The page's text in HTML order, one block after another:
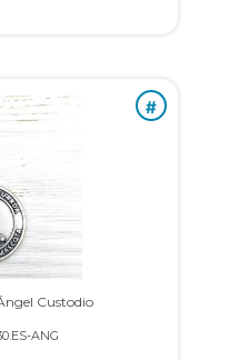
#
Custodio
ANG